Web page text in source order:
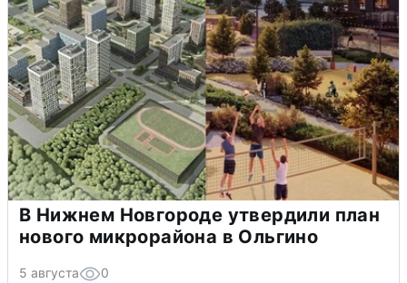
В Нижнем Новгороде утвердили план
нового микрорайона в Ольгино
5 августа 0